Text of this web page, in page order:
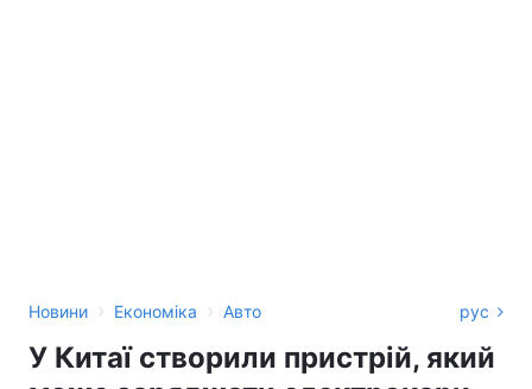
Новини › Економіка › Авто рус
У Китаї створили пристрій, який